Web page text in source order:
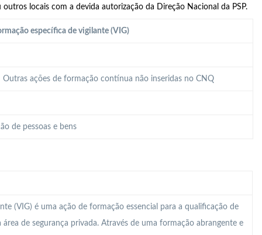
outros locais com a devida autorização da Direção Nacional da PSP.
específica de vigilante (VIG)
Outras ações de formação contínua não inseridas no CNQ
de pessoas e bens
(VIG) é uma ação de formação essencial para a qualificação de
de segurança privada. Através de uma formação abrangente e